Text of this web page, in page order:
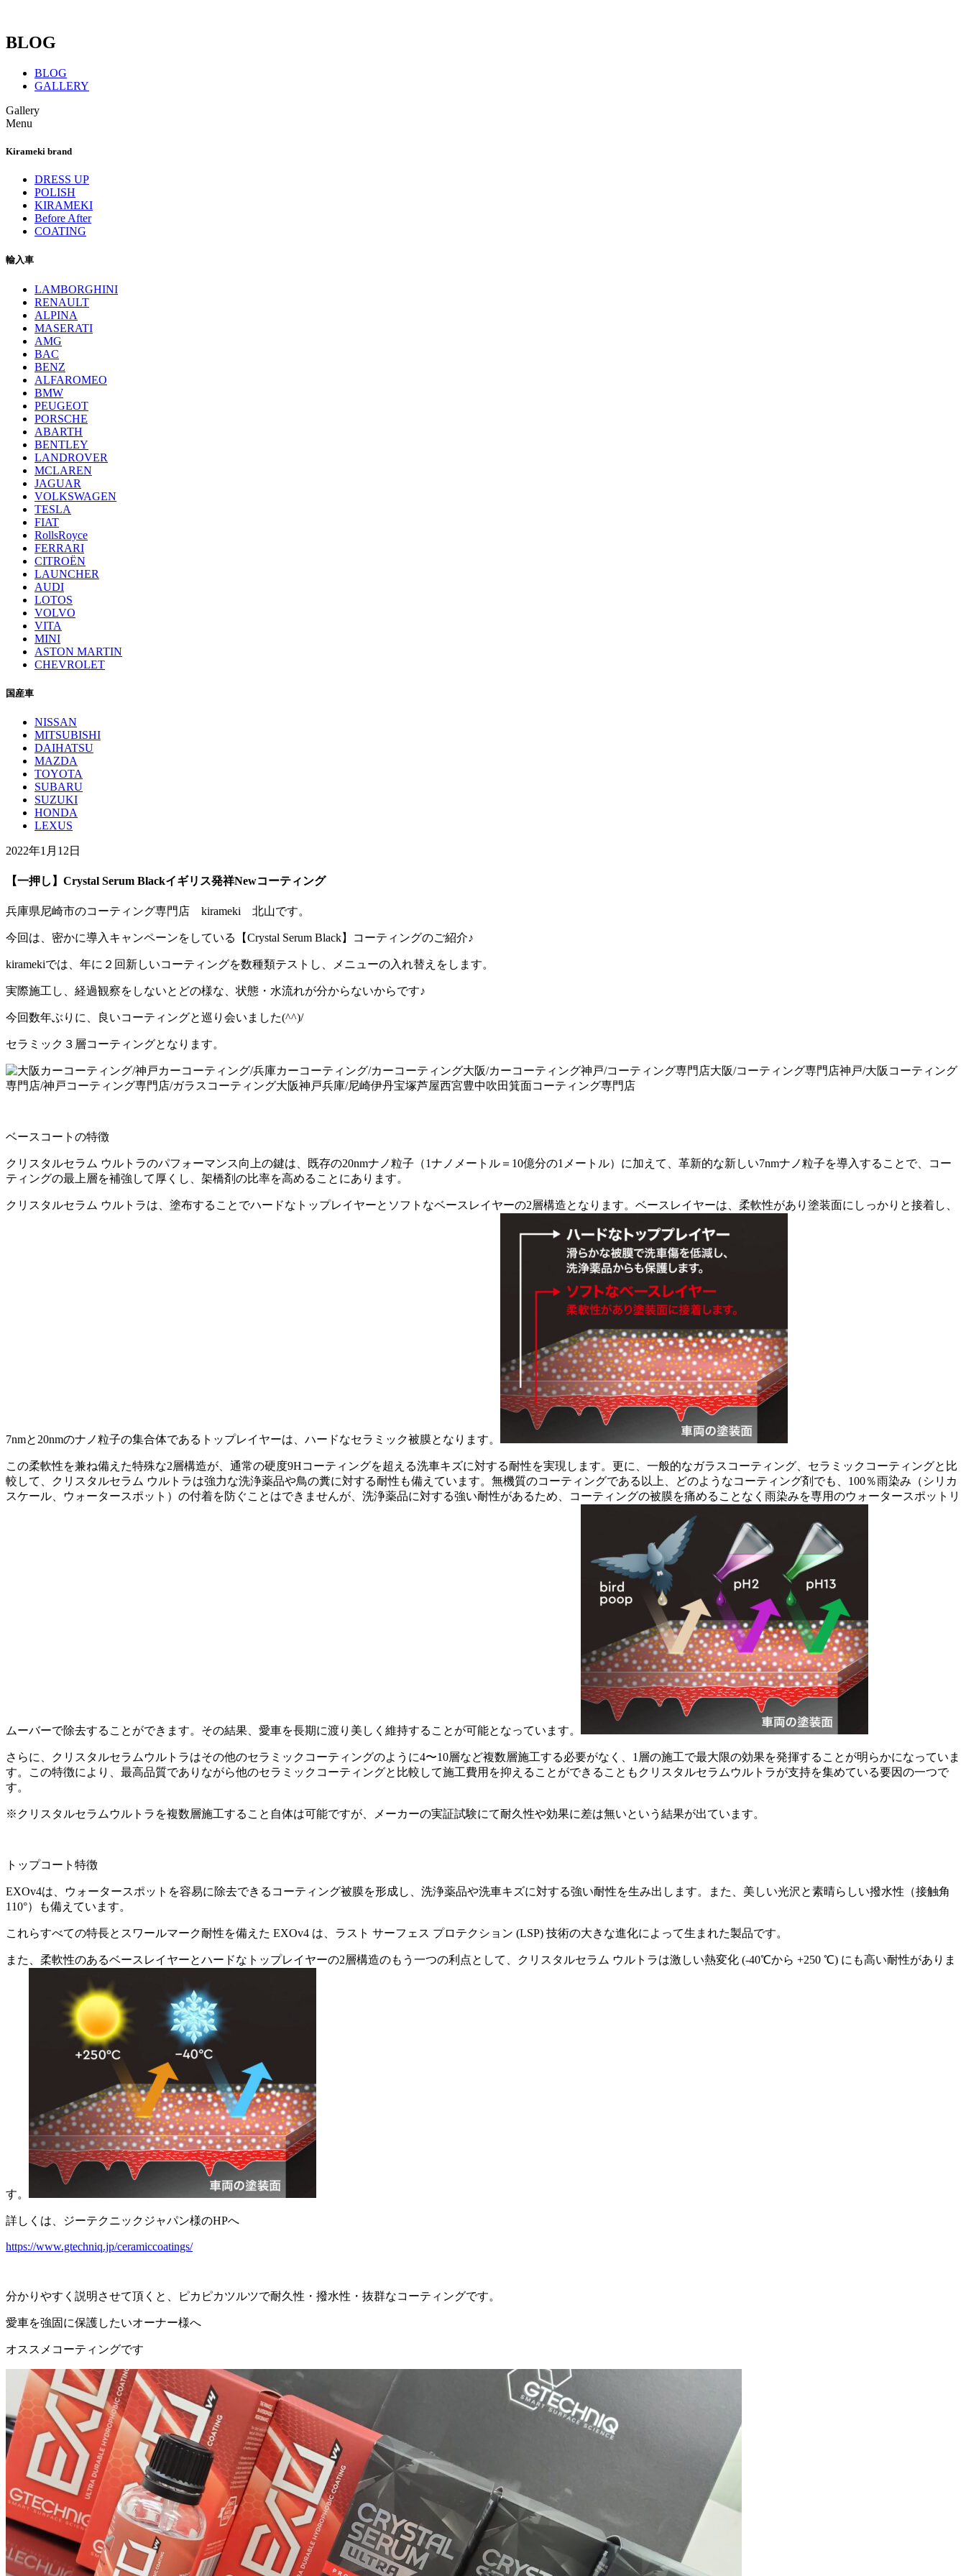
BLOG
BLOG
GALLERY
Gallery
Menu
Kirameki brand
DRESS UP
POLISH
KIRAMEKI
Before After
COATING
輸入車
LAMBORGHINI
RENAULT
ALPINA
MASERATI
AMG
BAC
BENZ
ALFAROMEO
BMW
PEUGEOT
PORSCHE
ABARTH
BENTLEY
LANDROVER
MCLAREN
JAGUAR
VOLKSWAGEN
TESLA
FIAT
RollsRoyce
FERRARI
CITROËN
LAUNCHER
AUDI
LOTOS
VOLVO
VITA
MINI
ASTON MARTIN
CHEVROLET
国産車
NISSAN
MITSUBISHI
DAIHATSU
MAZDA
TOYOTA
SUBARU
SUZUKI
HONDA
LEXUS
2022年1月12日
【一押し】Crystal Serum Blackイギリス発祥Newコーティング
兵庫県尼崎市のコーティング専門店 kirameki 北山です。
今回は、密かに導入キャンペーンをしている【Crystal Serum Black】コーティングのご紹介♪
kiramekiでは、年に２回新しいコーティングを数種類テストし、メニューの入れ替えをします。
実際施工し、経過観察をしないとどの様な、状態・水流れが分からないからです♪
今回数年ぶりに、良いコーティングと巡り会いました(^^)/
セラミック３層コーティングとなります。
ベースコートの特徴
クリスタルセラム ウルトラのパフォーマンス向上の鍵は、既存の20nmナノ粒子（1ナノメートル＝10億分の1メートル）に加えて、革新的な新しい7nmナノ粒子を導入することで、コー
ティングの最上層を補強して厚くし、架橋剤の比率を高めることにあります。
クリスタルセラム ウルトラは、塗布することでハードなトップレイヤーとソフトなベースレイヤーの2層構造となります。ベースレイヤーは、柔軟性があり塗装面にしっかりと接着し、
7nmと20nmのナノ粒子の集合体であるトップレイヤーは、ハードなセラミック被膜となります。
この柔軟性を兼ね備えた特殊な2層構造が、通常の硬度9Hコーティングを超える洗車キズに対する耐性を実現します。更に、一般的なガラスコーティング、セラミックコーティングと比
較して、クリスタルセラム ウルトラは強力な洗浄薬品や鳥の糞に対する耐性も備えています。無機質のコーティングである以上、どのようなコーティング剤でも、100％雨染み（シリカ
スケール、ウォータースポット）の付着を防ぐことはできませんが、洗浄薬品に対する強い耐性があるため、コーティングの被膜を痛めることなく雨染みを専用のウォータースポットリ
ムーバーで除去することができます。その結果、愛車を長期に渡り美しく維持することが可能となっています。
さらに、クリスタルセラムウルトラはその他のセラミックコーティングのように4〜10層など複数層施工する必要がなく、1層の施工で最大限の効果を発揮することが明らかになっていま
す。この特徴により、最高品質でありながら他のセラミックコーティングと比較して施工費用を抑えることができることもクリスタルセラムウルトラが支持を集めている要因の一つで
す。
※クリスタルセラムウルトラを複数層施工すること自体は可能ですが、メーカーの実証試験にて耐久性や効果に差は無いという結果が出ています。
トップコート特徴
EXOv4は、ウォータースポットを容易に除去できるコーティング被膜を形成し、洗浄薬品や洗車キズに対する強い耐性を生み出します。また、美しい光沢と素晴らしい撥水性（接触角
110°）も備えています。
これらすべての特長とスワールマーク耐性を備えた EXOv4 は、ラスト サーフェス プロテクション (LSP) 技術の大きな進化によって生まれた製品です。
また、柔軟性のあるベースレイヤーとハードなトップレイヤーの2層構造のもう一つの利点として、クリスタルセラム ウルトラは激しい熱変化 (-40℃から +250 ℃) にも高い耐性がありま
す。
詳しくは、ジーテクニックジャパン様のHPへ
https://www.gtechniq.jp/ceramiccoatings/
分かりやすく説明させて頂くと、ピカピカツルツで耐久性・撥水性・抜群なコーティングです。
愛車を強固に保護したいオーナー様へ
オススメコーティングです